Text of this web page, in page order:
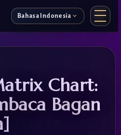
Bahasa Indonesia
🇪🇸 Chart:
Bagan